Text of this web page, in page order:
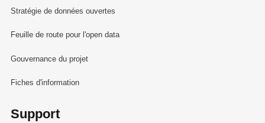
Stratégie de données ouvertes
Feuille de route pour l'open data
Gouvernance du projet
Fiches d'information
Support